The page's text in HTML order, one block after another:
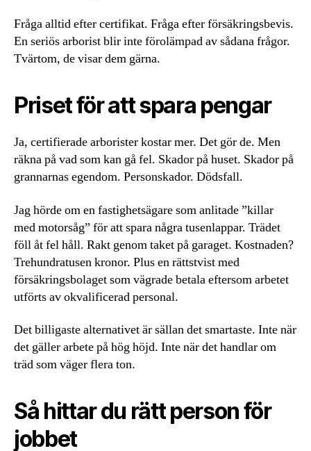
Fråga alltid efter certifikat. Fråga efter försäkringsbevis.
En seriös arborist blir inte förolämpad av sådana frågor.
Tvärtom, de visar dem gärna.
Priset för att spara pengar
Ja, certifierade arborister kostar mer. Det gör de. Men
räkna på vad som kan gå fel. Skador på huset. Skador på
grannarnas egendom. Personskador. Dödsfall.
Jag hörde om en fastighetsägare som anlitade ”killar
med motorsåg” för att spara några tusenlappar. Trädet
föll åt fel håll. Rakt genom taket på garaget. Kostnaden?
Trehundratusen kronor. Plus en rättstvist med
försäkringsbolaget som vägrade betala eftersom arbetet
utförts av okvalificerad personal.
Det billigaste alternativet är sällan det smartaste. Inte när
det gäller arbete på hög höjd. Inte när det handlar om
träd som väger flera ton.
Så hittar du rätt person för
jobbet